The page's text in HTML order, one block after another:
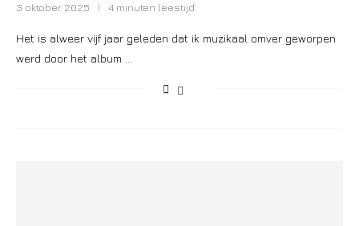
3 oktober 2025 4 minuten leestijd
Het is alweer vijf jaar geleden dat ik muzikaal omver geworpen
werd door het album …